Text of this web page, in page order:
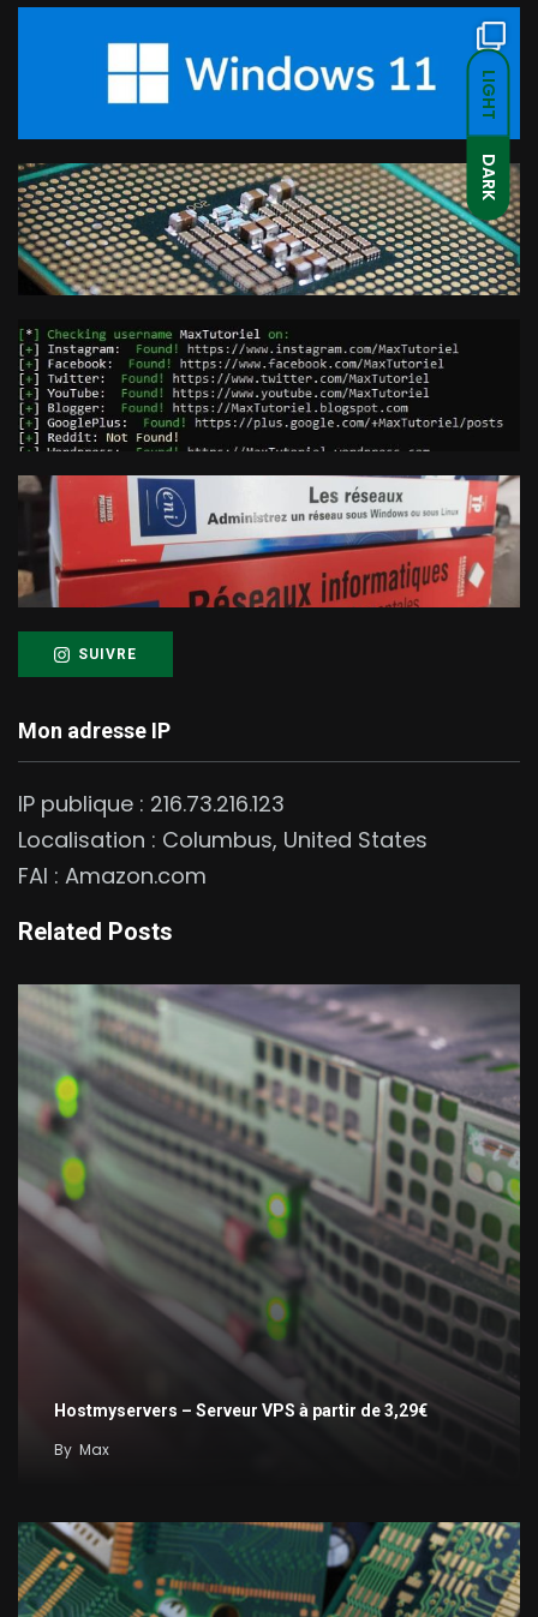
LIGHT
DARK
SUIVRE
Mon adresse IP
IP publique : 216.73.216.123
Localisation : Columbus, United States
FAI : Amazon.com
Related Posts
Hostmyservers – Serveur VPS à partir de 3,29€
By Max